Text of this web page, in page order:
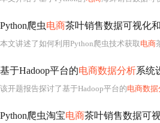
Python爬虫电商茶叶销售数据可视化
本文讲述了如何利用Python爬虫技术获取 电商
基于Hadoop平台的电商数据分析系统
该开题报告探讨了基于Hadoop平台的电商数据
Python爬虫淘宝电商茶叶销售数据可